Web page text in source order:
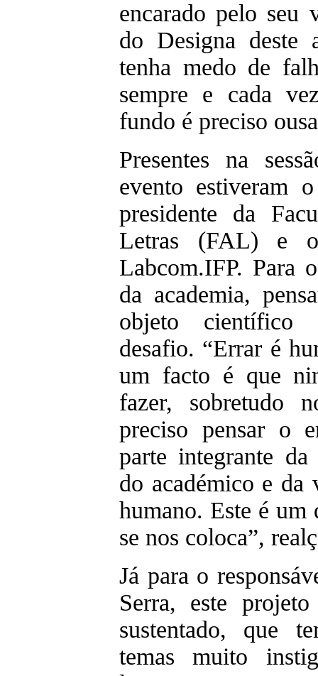
encarado pelo seu
do Designa deste
tenha medo de
sempre e cada
fundo é preciso
Presentes na
evento estiveram
presidente da
Letras (FAL) e
Labcom.IFP. Para
da academia,
objeto científico
desafio. “Errar é
um facto é que
fazer, sobretudo
preciso pensar o
parte integrante
do académico e
humano. Este é um
se nos coloca”,
Já para o
Serra, este
sustentado, que
temas muito